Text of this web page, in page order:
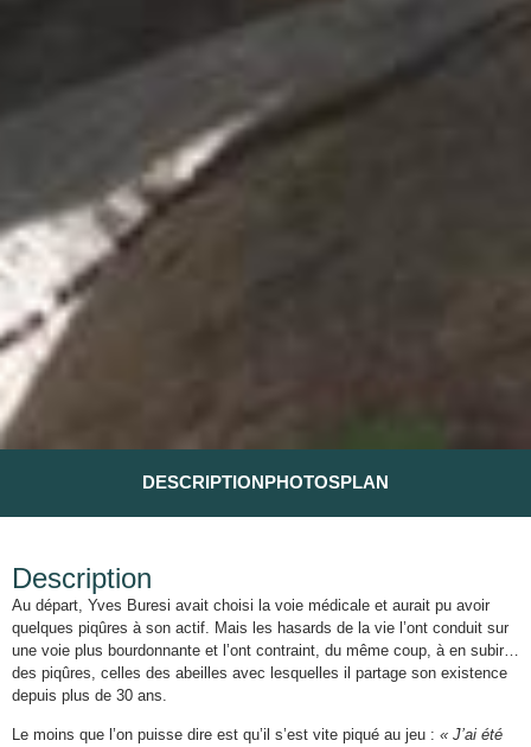
DESCRIPTIONPHOTOSPLAN
Description
Au départ, Yves Buresi avait choisi la voie médicale et aurait pu avoir
quelques piqûres à son actif. Mais les hasards de la vie l’ont conduit sur
une voie plus bourdonnante et l’ont contraint, du même coup, à en subir…
des piqûres, celles des abeilles avec lesquelles il partage son existence
depuis plus de 30 ans.
Le moins que l’on puisse dire est qu’il s’est vite piqué au jeu :« J’ai été